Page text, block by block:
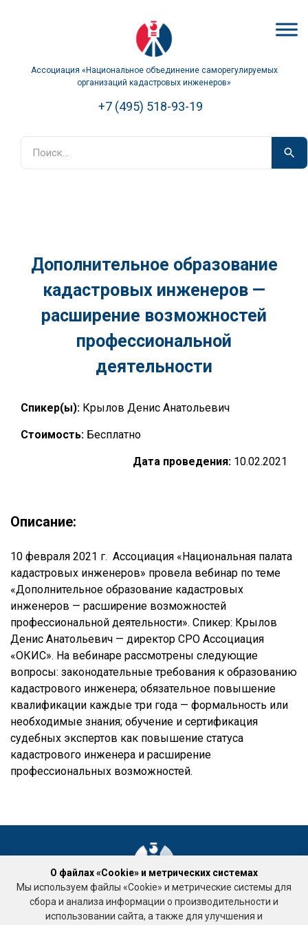
Ассоциация «Национальное объединение саморегулируемых
организаций кадастровых инженеров»
+7 (495) 518-93-19
Дополнительное образование
кадастровых инженеров —
расширение возможностей
профессиональной
деятельности
Спикер(ы): Крылов Денис Анатольевич
Стоимость: Бесплатно
Дата проведения: 10.02.2021
Описание:
10 февраля 2021 г. Ассоциация «Национальная палата
кадастровых инженеров» провела вебинар по теме
«Дополнительное образование кадастровых
инженеров — расширение возможностей
профессиональной деятельности». Спикер: Крылов
Денис Анатольевич — директор СРО Ассоциация
«ОКИС». На вебинаре рассмотрены следующие
вопросы: законодательные требования к образованию
кадастрового инженера; обязательное повышение
квалификации каждые три года — формальность или
необходимые знания; обучение и сертификация
судебных экспертов как повышение статуса
кадастрового инженера и расширение
профессиональных возможностей.
Ассоциация «Национальное объединение саморегулируемых
организаций кадастровых инженеров»
О файлах «Cookie» и метрических системах
Мы используем файлы «Cookie» и метрические системы для
сбора и анализа информации о производительности и
использовании сайта, а также для улучшения и